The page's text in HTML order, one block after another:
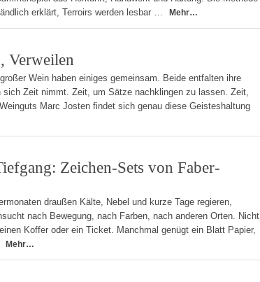
erklärt, Terroirs werden lesbar …
Mehr…
Verweilen
Wein haben einiges gemeinsam. Beide entfalten ihre
sich Zeit nimmt. Zeit, um Sätze nachklingen zu lassen. Zeit,
Marc Josten findet sich genau diese Geisteshaltung
Zeichen-Sets von Faber-
draußen Kälte, Nebel und kurze Tage regieren,
nach Bewegung, nach Farben, nach anderen Orten. Nicht
Koffer oder ein Ticket. Manchmal genügt ein Blatt Papier,
Mehr…